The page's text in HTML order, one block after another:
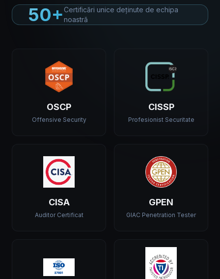
50+Certificări unice deținute de echipa
noastră
OSCP
Offensive Security
CISSP
Profesionist Securitate
CISA
Auditor Certificat
GPEN
GIAC Penetration Tester